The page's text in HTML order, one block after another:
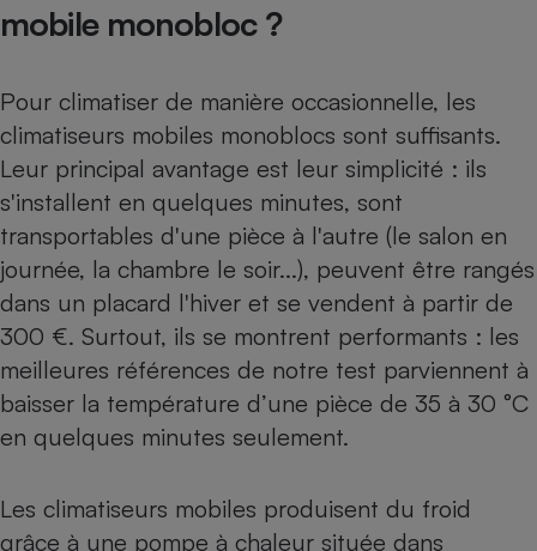
mobile monobloc ?
Pour climatiser de manière occasionnelle, les
climatiseurs mobiles monoblocs sont suffisants.
Leur principal avantage est leur simplicité : ils
s'installent en quelques minutes, sont
transportables d'une pièce à l'autre (le salon en
journée, la chambre le soir...), peuvent être rangés
dans un placard l'hiver et se vendent à partir de
300 €. Surtout, ils se montrent performants : les
meilleures références de notre test parviennent à
baisser la température d’une pièce de 35 à 30 °C
en quelques minutes seulement.
Les climatiseurs mobiles produisent du froid
grâce à une pompe à chaleur située dans